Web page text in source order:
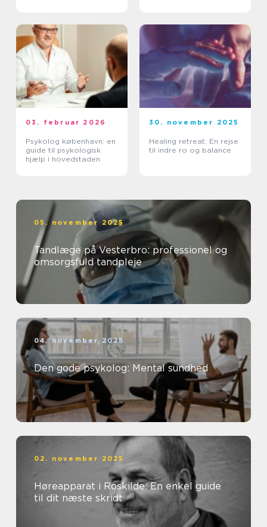
03. februar 2026
Psykolog københavn: en
guide til psykologisk
hjælp i hovedstaden
30. november 2025
Healing retreat: En rejse
til indre ro og balance
05. november 2025
Tandlæge på Vesterbro: professionel og
omsorgsfuld tandpleje
04. november 2025
Den gode psykolog: Mental sundhed
02. november 2025
Høreapparat i Roskilde: En enkel guide
til dit næste skridt